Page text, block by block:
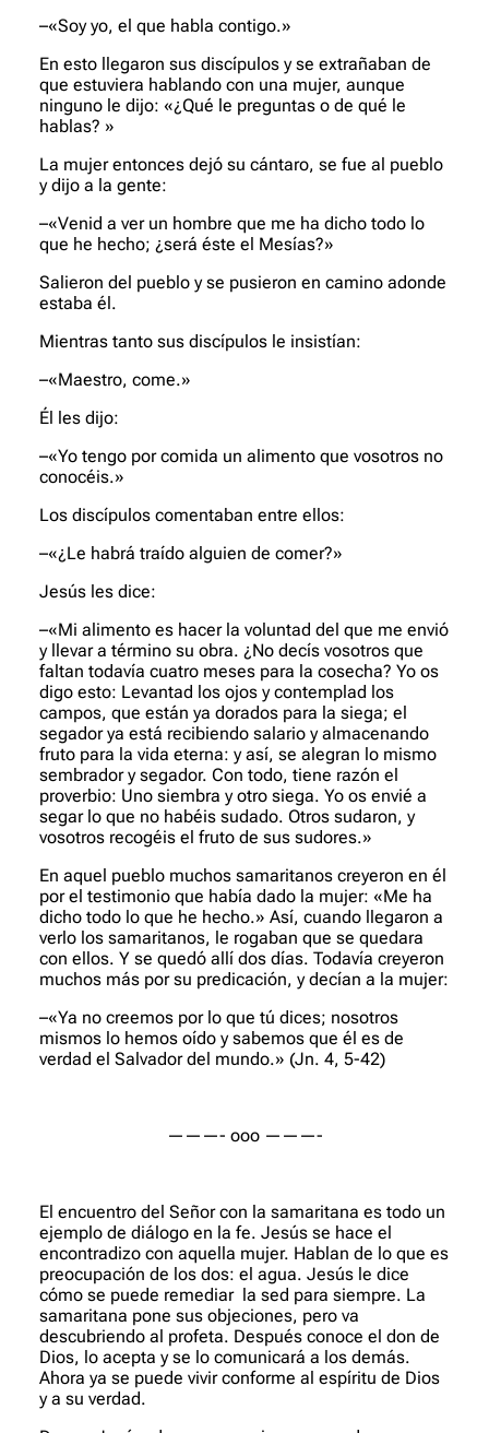
–«Soy yo, el que habla contigo.»
En esto llegaron sus discípulos y se extrañaban de
que estuviera ha­blando con una mujer, aunque
ninguno le dijo: «¿Qué le preguntas o de qué le
hablas? »
La mujer entonces dejó su cántaro, se fue al pueblo
y dijo a la gente:
–«Venid a ver un hombre que me ha dicho todo lo
que he hecho; ¿será éste el Mesías?»
Salieron del pueblo y se pusieron en camino adonde
estaba él.
Mientras tanto sus discípulos le insistían:
–«Maestro, come.»
Él les dijo:
–«Yo tengo por comida un alimento que vosotros no
conocéis.»
Los discípulos comentaban entre ellos:
–«¿Le habrá traído alguien de comer?»
Jesús les dice:
–«Mi alimento es hacer la voluntad del que me envió
y llevar a término su obra. ¿No decís vosotros que
faltan todavía cuatro meses para la cose­cha? Yo os
digo esto: Levantad los ojos y contemplad los
campos, que están ya dorados para la siega; el
segador ya está recibiendo sala­rio y almacenando
fruto para la vida eterna: y así, se alegran lo mis­mo
sembrador y segador. Con todo, tiene razón el
proverbio: Uno siembra y otro siega. Yo os envié a
segar lo que no habéis sudado. Otros sudaron, y
vosotros recogéis el fruto de sus sudores.»
En aquel pueblo muchos samaritanos creyeron en él
por el testi­monio que había dado la mujer: «Me ha
dicho todo lo que he hecho.» Así, cuando llegaron a
verlo los samaritanos, le rogaban que se que­dara
con ellos. Y se quedó allí dos días. Todavía creyeron
muchos más por su predicación, y decían a la mujer:
–«Ya no creemos por lo que tú dices; nosotros
mismos lo hemos oído y sabemos que él es de
verdad el Salvador del mundo.» (Jn. 4, 5-42)
———- ooo ———-
El encuentro del Señor con la samaritana es todo un
ejemplo de diálogo en la fe. Jesús se hace el
encontradizo con aquella mujer. Hablan de lo que es
preocupación de los dos: el agua. Jesús le dice
cómo se puede remediar la sed para siempre. La
samaritana pone sus objeciones, pero va
descubriendo al profeta. Después conoce el don de
Dios, lo acepta y se lo comunicará a los demás.
Ahora ya se puede vivir conforme al espíritu de Dios
y a su verdad.